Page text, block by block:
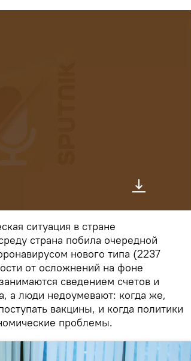
ситуация в стране
страна побила очередной
нового типа (2237
от осложнений на фоне
сведением счетов и
а люди недоумевают: когда же,
вакцины, и когда политики
проблемы.